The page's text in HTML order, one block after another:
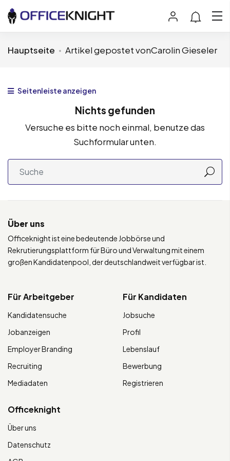
Hauptseite Artikel gepostet vonCarolin Gieseler
Seitenleiste anzeigen
Nichts gefunden
Versuche es bitte noch einmal, benutze das
Suchformular unten.
Über uns
Officeknight ist eine bedeutende Jobbörse und
Rekrutierungsplattform für Büro und Verwaltung mit einem
großen Kandidatenpool, der deutschlandweit verfügbar ist.
Für Arbeitgeber
Kandidatensuche
Jobanzeigen
Employer Branding
Recruiting
Mediadaten
Für Kandidaten
Jobsuche
Profil
Lebenslauf
Bewerbung
Registrieren
Officeknight
Über uns
Datenschutz